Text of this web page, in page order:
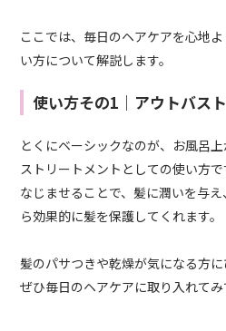
ここでは、毎日のヘアケアを心地
い方について解説します。
使い方その1｜アウトバス
とくにベーシックなのが、お風呂
ストリートメントとしての使い方
なじませることで、髪に潤いを与
ら効果的に髪を保護してくれます。
髪のパサつきや乾燥が気になる方に
ぜひ毎日のヘアケアに取り入れてみ